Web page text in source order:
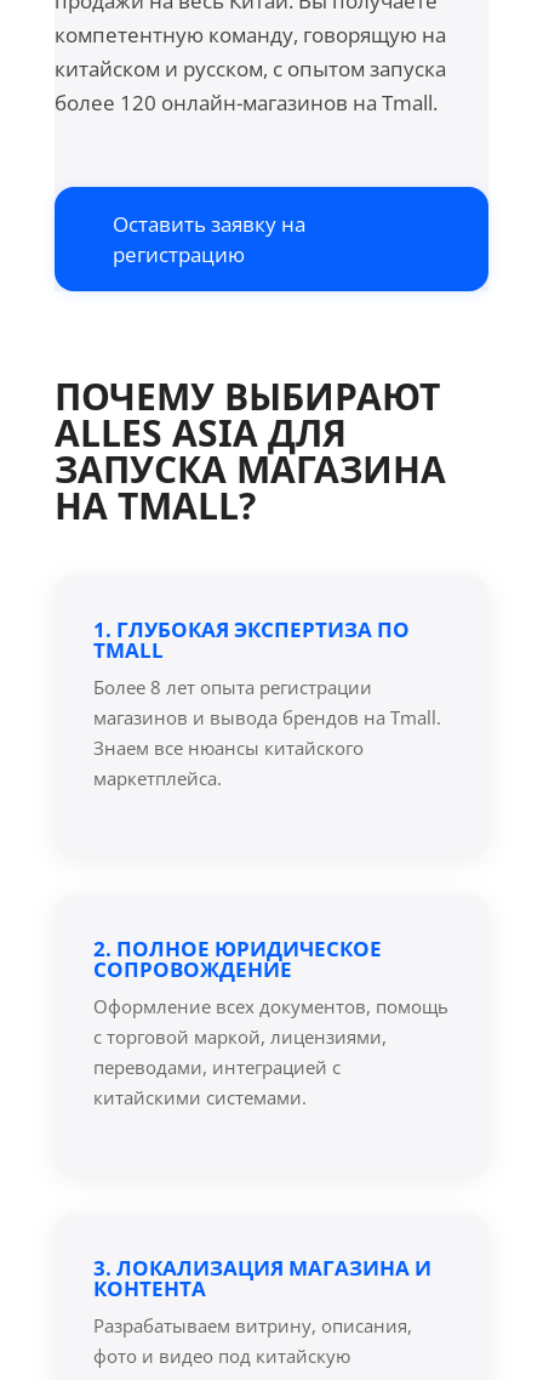
компетентную команду, говорящую на
китайском и русском, с опытом запуска
более 120 онлайн-магазинов на Tmall.
Оставить заявку на
регистрацию
ПОЧЕМУ ВЫБИРАЮТ
ALLES ASIA ДЛЯ
ЗАПУСКА МАГАЗИНА
НА TMALL?
1. ГЛУБОКАЯ ЭКСПЕРТИЗА ПО
TMALL
Более 8 лет опыта регистрации
магазинов и вывода брендов на Tmall.
Знаем все нюансы китайского
маркетплейса.
2. ПОЛНОЕ ЮРИДИЧЕСКОЕ
СОПРОВОЖДЕНИЕ
Оформление всех документов, помощь
с торговой маркой, лицензиями,
переводами, интеграцией с
китайскими системами.
3. ЛОКАЛИЗАЦИЯ МАГАЗИНА И
КОНТЕНТА
Разрабатываем витрину, описания,
фото и видео под китайскую